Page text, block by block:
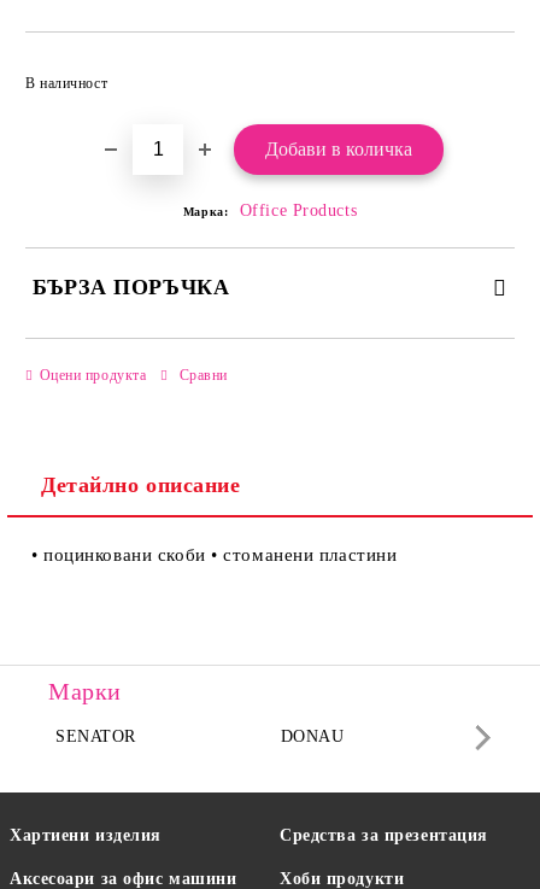
В наличност
Марка: Office Products
БЪРЗА ПОРЪЧКА
Ние ще се свържем с вас в рамките на работния ден.
Оцени продукта Сравни
Детайлно описание
• поцинковани скоби • стоманени пластини
Марки
SENATOR DONAU
Хартиени изделия
Аксесоари за офис машини
Средства за презентация
Хоби продукти